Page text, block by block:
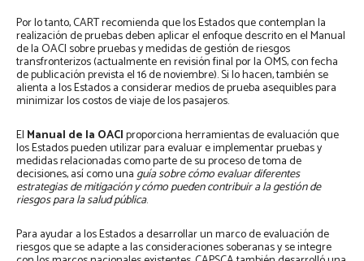
Por lo tanto, CART recomienda que los Estados que contemplan la
realización de pruebas deben aplicar el enfoque descrito en el Manual
de la OACI sobre pruebas y medidas de gestión de riesgos
transfronterizos (actualmente en revisión final por la OMS, con fecha
de publicación prevista el 16 de noviembre). Si lo hacen, también se
alienta a los Estados a considerar medios de prueba asequibles para
minimizar los costos de viaje de los pasajeros.
El Manual de la OACIproporciona herramientas de evaluación que
los Estados pueden utilizar para evaluar e implementar pruebas y
medidas relacionadas como parte de su proceso de toma de
decisiones, así como unaguía sobre cómo evaluar diferentes
estrategias de mitigación y cómo pueden contribuir a la gestión de
riesgos para la salud pública.
Para ayudar a los Estados a desarrollar un marco de evaluación de
riesgos que se adapte a las consideraciones soberanas y se integre